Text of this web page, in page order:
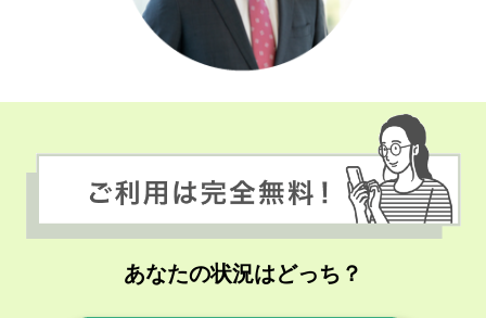
あなたの状況はどっち？